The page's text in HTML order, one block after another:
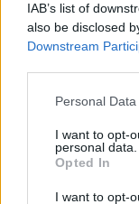
IAB’s list of
also be disclosed
Downstream
Please note that
not limited to your
grant or deny
use your data for
consent section.
Personal
I want to opt-
personal data.
Opted In
I want to opt-